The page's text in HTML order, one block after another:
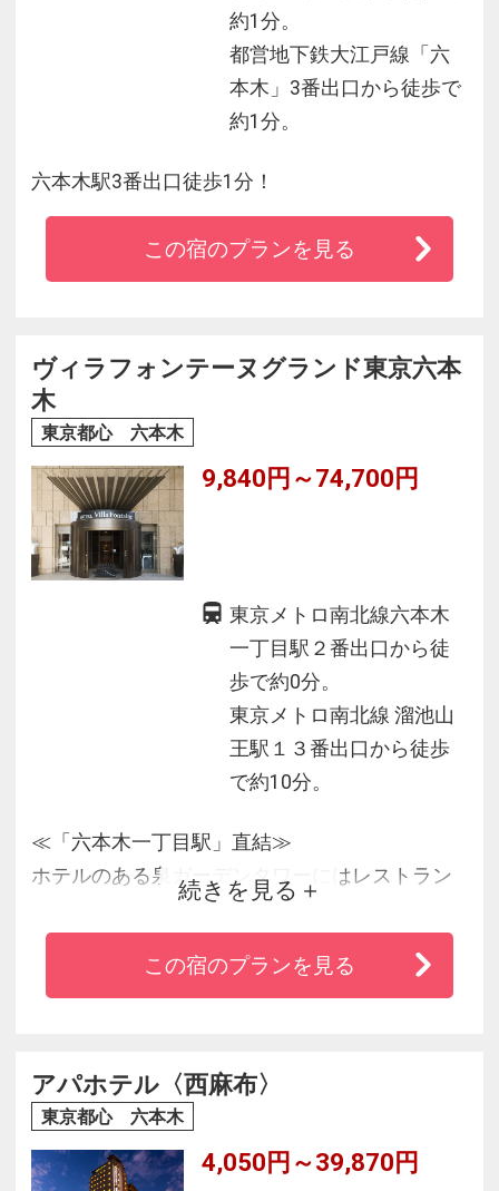
約1分。
都営地下鉄大江戸線「六
本木」3番出口から徒歩で
約1分。
六本木駅3番出口徒歩1分！
この宿のプランを見る
ヴィラフォンテーヌグランド東京六本
木
東京都心 六本木
9,840円～74,700円
東京メトロ南北線六本木
一丁目駅２番出口から徒
歩で約0分。
東京メトロ南北線 溜池山
王駅１３番出口から徒歩
で約10分。
≪「六本木一丁目駅」直結≫
ホテルのある泉ガーデンタワーにはレストラン
やコンビニエンスストア・フィットネスジムが
あり、長期滞在にも便利です。
「六本木駅」も徒歩圏内で、六本木ヒルズやミ
続きを見る
この宿のプランを見る
アパホテル〈西麻布〉
東京都心 六本木
4,050円～39,870円